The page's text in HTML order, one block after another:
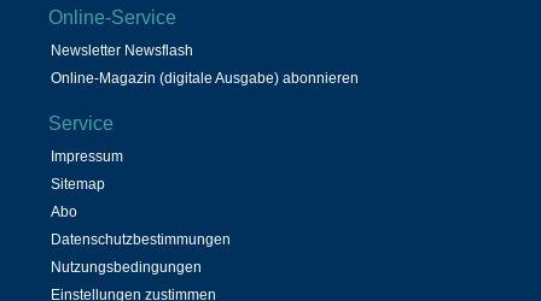
Online-Service
Newsletter Newsflash
Online-Magazin (digitale Ausgabe) abonnieren
Service
Impressum
Sitemap
Abo
Datenschutzbestimmungen
Nutzungsbedingungen
Einstellungen zustimmen